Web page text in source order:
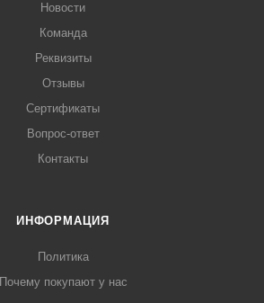
Новости
Команда
Реквизиты
Отзывы
Сертификаты
Вопрос-ответ
Контакты
ИНФОРМАЦИЯ
Политика
Почему покупают у нас